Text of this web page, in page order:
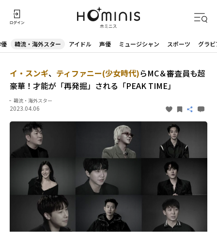
韓流・海外スター アイドル 声優 ミュージシャン スポーツ グラビ
イ・スンギ、 ティファニー(少女時代)らMC＆審査員も超
豪華！才能が「再発掘」される「PEAK TIME」
韓流・海外スター
2023.04.06